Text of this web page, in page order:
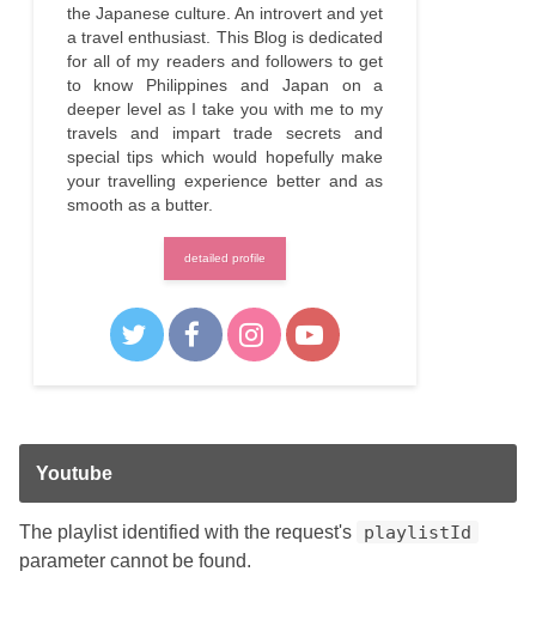
the Japanese culture. An introvert and yet
a travel enthusiast. This Blog is dedicated
for all of my readers and followers to get
to know Philippines and Japan on a
deeper level as I take you with me to my
travels and impart trade secrets and
special tips which would hopefully make
your travelling experience better and as
smooth as a butter.
detailed profile
Youtube
The playlist identified with the request's playlistId
parameter cannot be found.